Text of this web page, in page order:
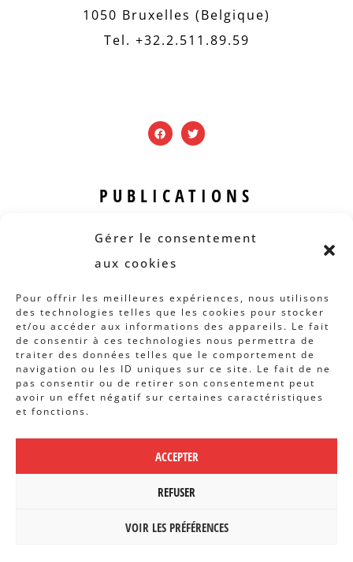
Gérer le consentement
aux cookies
Pour offrir les meilleures expériences, nous utilisons
des technologies telles que les cookies pour stocker
et/ou accéder aux informations des appareils. Le fait
de consentir à ces technologies nous permettra de
traiter des données telles que le comportement de
navigation ou les ID uniques sur ce site. Le fait de ne
pas consentir ou de retirer son consentement peut
avoir un effet négatif sur certaines caractéristiques
et fonctions.
ACCEPTER
REFUSER
VOIR LES PRÉFÉRENCES
1050 Bruxelles (Belgique)
Tel. +32.2.511.89.59
PUBLICATIONS
Revue B.I.S.
Rapports et analyses
Articles
AUTRES INFOS
Actions
Concertation
Archives
POLITIQUE DE CONFIDENTIALITÉ|
CBCS ASBL | WEBDESIGN PAR
BANLIEUES ASBL